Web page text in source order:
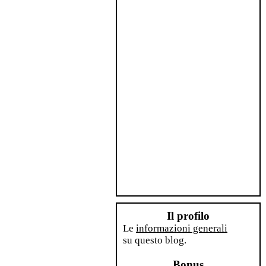
Il profilo
Le informazioni generali
su questo blog.